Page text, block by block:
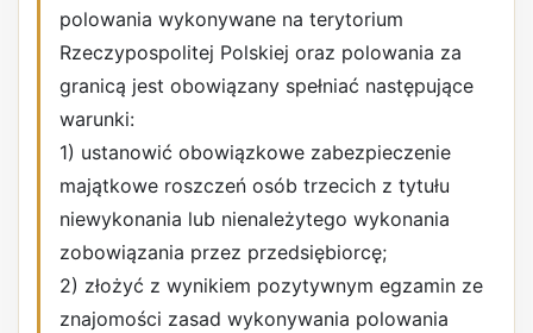
polowania wykonywane na terytorium
Rzeczypospolitej Polskiej oraz polowania za
granicą jest obowiązany spełniać następujące
warunki:
1) ustanowić obowiązkowe zabezpieczenie
majątkowe roszczeń osób trzecich z tytułu
niewykonania lub nienależytego wykonania
zobowiązania przez przedsiębiorcę;
2) złożyć z wynikiem pozytywnym egzamin ze
znajomości zasad wykonywania polowania